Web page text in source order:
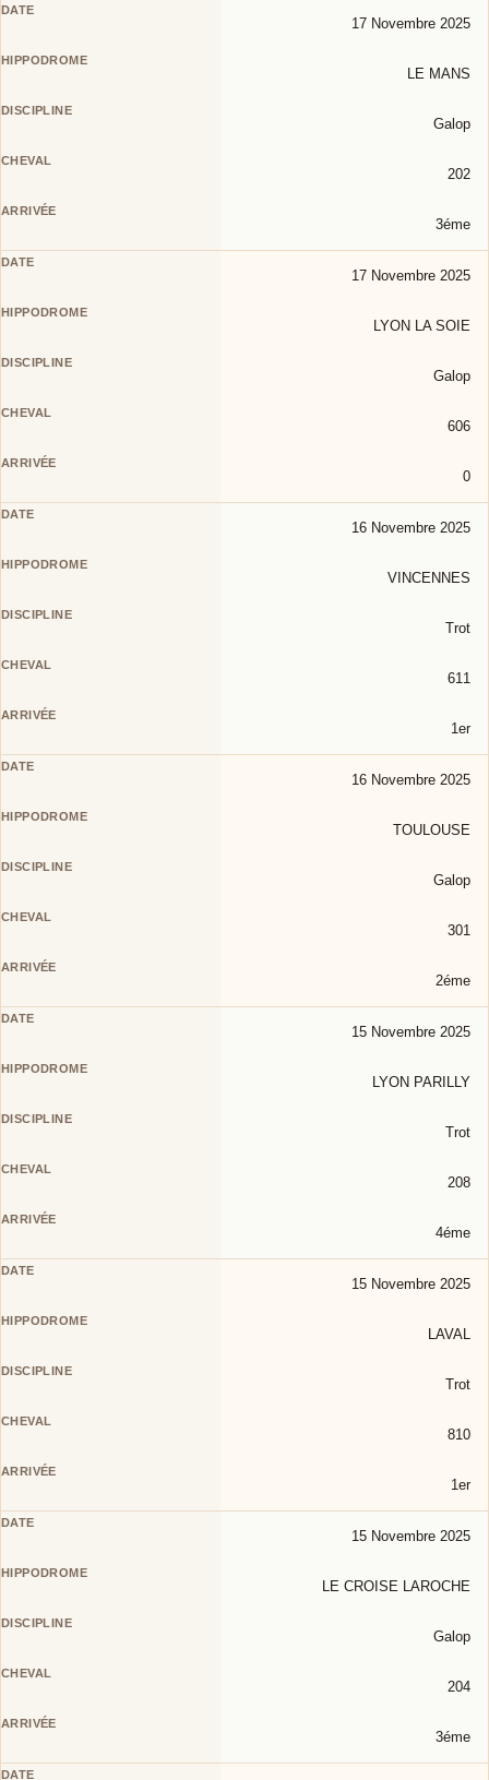
17 Novembre 2025
LE MANS
Galop
202
3éme
17 Novembre 2025
LYON LA SOIE
Galop
606
0
16 Novembre 2025
VINCENNES
Trot
611
1er
16 Novembre 2025
TOULOUSE
Galop
301
2éme
15 Novembre 2025
LYON PARILLY
Trot
208
4éme
15 Novembre 2025
LAVAL
Trot
810
1er
15 Novembre 2025
LE CROISE LAROCHE
Galop
204
3éme